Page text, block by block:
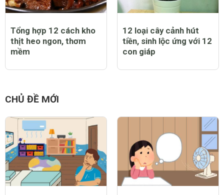
Tổng hợp 12 cách kho
thịt heo ngon, thơm
mềm
12 loại cây cảnh hút
tiền, sinh lộc ứng với 12
con giáp
CHỦ ĐỀ MỚI